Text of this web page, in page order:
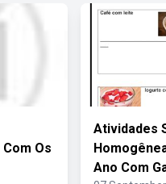
Os
Atividades
Ano Com